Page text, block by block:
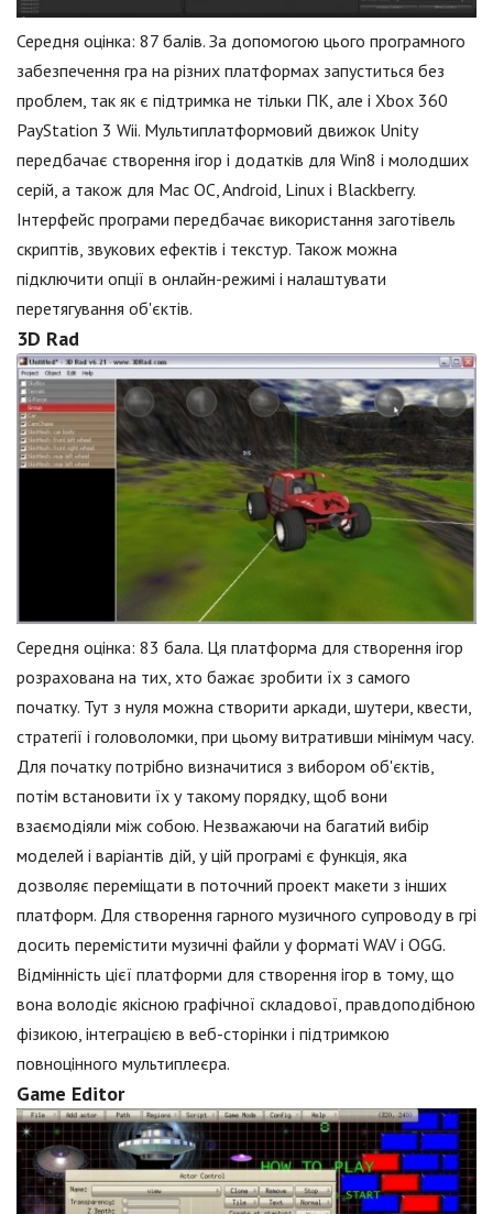
Середня оцінка: 87 балів. За допомогою цього програмного
забезпечення гра на різних платформах запуститься без
проблем, так як є підтримка не тільки ПК, але і Xbox 360
PayStation 3 Wii. Мультиплатформовий движок Unity
передбачає створення ігор і додатків для Win8 і молодших
серій, а також для Mac OC, Android, Linux і Blackberry.
Інтерфейс програми передбачає використання заготівель
скриптів, звукових ефектів і текстур. Також можна
підключити опції в онлайн-режимі і налаштувати
перетягування об'єктів.
3D Rad
Середня оцінка: 83 бала. Ця платформа для створення ігор
розрахована на тих, хто бажає зробити їх з самого
початку. Тут з нуля можна створити аркади, шутери, квести,
стратегії і головоломки, при цьому витративши мінімум часу.
Для початку потрібно визначитися з вибором об'єктів,
потім встановити їх у такому порядку, щоб вони
взаємодіяли між собою. Незважаючи на багатий вибір
моделей і варіантів дій, у цій програмі є функція, яка
дозволяє переміщати в поточний проект макети з інших
платформ. Для створення гарного музичного супроводу в грі
досить перемістити музичні файли у форматі WAV і OGG.
Відмінність цієї платформи для створення ігор в тому, що
вона володіє якісною графічної складової, правдоподібною
фізикою, інтеграцією в веб-сторінки і підтримкою
повноцінного мультиплеєра.
Game Editor